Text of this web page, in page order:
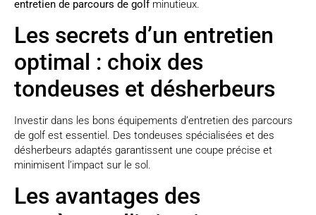
entretien de parcours de golf minutieux.
Les secrets d’un entretien
optimal : choix des
tondeuses et désherbeurs
Investir dans les bons équipements d’entretien des parcours
de golf est essentiel. Des tondeuses spécialisées et des
désherbeurs adaptés garantissent une coupe précise et
minimisent l’impact sur le sol.
Les avantages des